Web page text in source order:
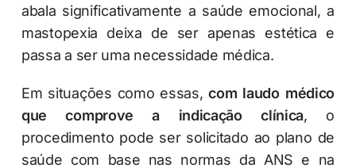
abala significativamente a saúde emocional, a
mastopexia deixa de ser apenas estética e
passa a ser uma necessidade médica.
Em situações como essas,com laudo médico
que comprove a indicação clínica, o
procedimento pode ser solicitado ao plano de
saúde com base nas normas da ANS e na